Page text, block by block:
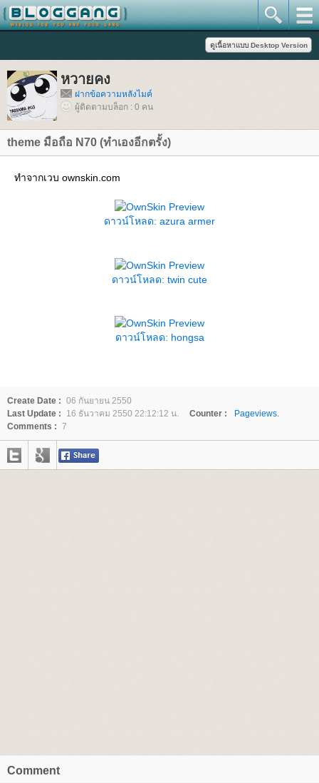
หวายคง
ฝากข้อความหลังไมค์
ผู้ติดตามบล็อก : 0 คน
theme มือถือ N70 (ทำเองอีกตรั้ง)
ทำจากเวบ ownskin.com
ดาวน์โหลด: azura armer
ดาวน์โหลด: twin cute
ดาวน์โหลด: hongsa
Create Date : 06 กันยายน 2550
Last Update :
16 ธันวาคม 2550 22:12:12 น. Counter :
Pageviews.
Comments : 7
Comment